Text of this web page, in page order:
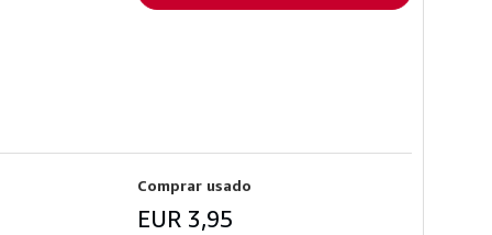
Comprar usado
EUR 3,95